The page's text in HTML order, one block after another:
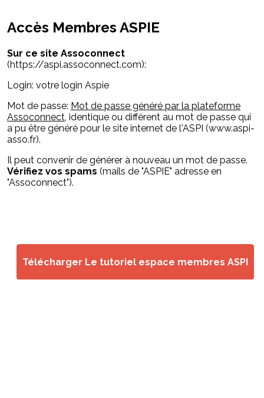
Accès Membres ASPIE
Sur ce site Assoconnect
(https://aspi.assoconnect.com):
Login: votre login Aspie
Mot de passe: Mot de passe généré par la plateforme
Assoconnect, identique ou différent au mot de passe qui
a pu être généré pour le site internet de l'ASPI (www.aspi-
asso.fr).
Il peut convenir de générer à nouveau un mot de passe.
Vérifiez vos spams (mails de "ASPIE" adresse en
"Assoconnect").
Télécharger Le tutoriel espace membres ASPI